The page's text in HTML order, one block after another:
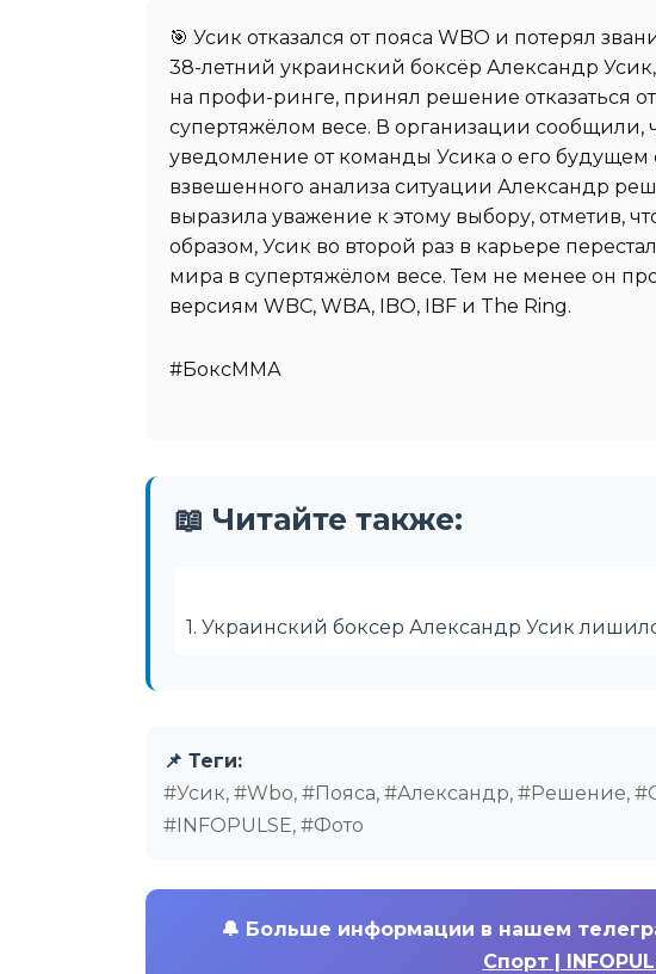
🎯 Усик отказался от пояса WBO и потерял
38-летний украинский боксёр Александр
на профи-ринге, принял решение отказаться
супертяжёлом весе. В организации сообщили,
уведомление от команды Усика о его будущем
взвешенного анализа ситуации Александр
выразила уважение к этому выбору, отметив,
образом, Усик во второй раз в карьере
мира в супертяжёлом весе. Тем не менее он
версиям WBC, WBA, IBO, IBF и The Ring.
#БоксММА
📖 Читайте также:
1. Украинский боксер Александр Усик
📌 Теги:
#Усик, #Wbo, #Пояса, #Александр, #Решение,
#INFOPULSE, #Фото
🔔 Больше информации в нашем
Спорт |